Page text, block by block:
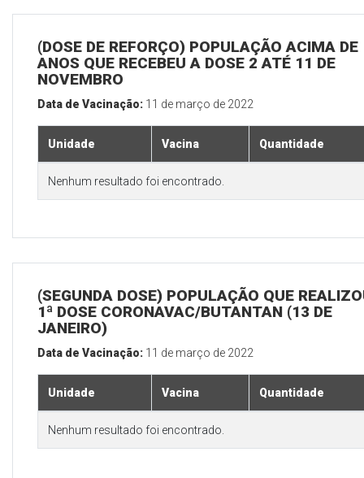
(DOSE DE REFORÇO) POPULAÇÃO ACIMA DE
ANOS QUE RECEBEU A DOSE 2 ATÉ 11 DE
NOVEMBRO
Data de Vacinação: 11 de março de 2022
Unidade Vacina Quantidade
Nenhum resultado foi encontrado.
(SEGUNDA DOSE) POPULAÇÃO QUE
1ª DOSE CORONAVAC/BUTANTAN (13 DE
JANEIRO)
Data de Vacinação: 11 de março de 2022
Unidade Vacina Quantidade
Nenhum resultado foi encontrado.